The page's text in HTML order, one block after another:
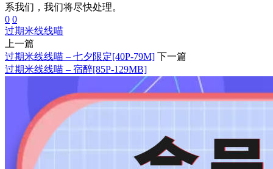
系我们，我们将尽快处理。
0 0
过期米线线喵
上一篇
过期米线线喵 – 七夕限定[40P-79M] 下一篇
过期米线线喵 – 宿醉[85P-129MB]